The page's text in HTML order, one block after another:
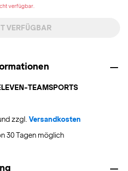
verfügbar.
VERFÜGBAR
TEAMSPORTS
zzgl. Versandkosten
30 Tagen möglich